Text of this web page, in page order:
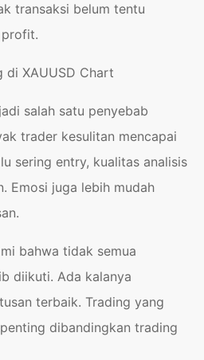
transaksi belum tentu
profit.
salah satu penyebab
trader kesulitan mencapai
sering entry, kualitas analisis
Emosi juga lebih mudah
bahwa tidak semua
diikuti. Ada kalanya
terbaik. Trading yang
dibandingkan trading